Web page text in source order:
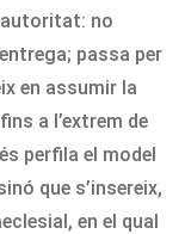
autoritat: no
passa per
en assumir la
a l’extrem de
perfila el model
que s’insereix,
en el qual